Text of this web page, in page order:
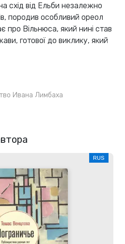
схід від Ельби незалежно
породив особливий ореол
про Вільнюса, який нині став
готової до виклику, який
Ивана Лимбаха
RUS